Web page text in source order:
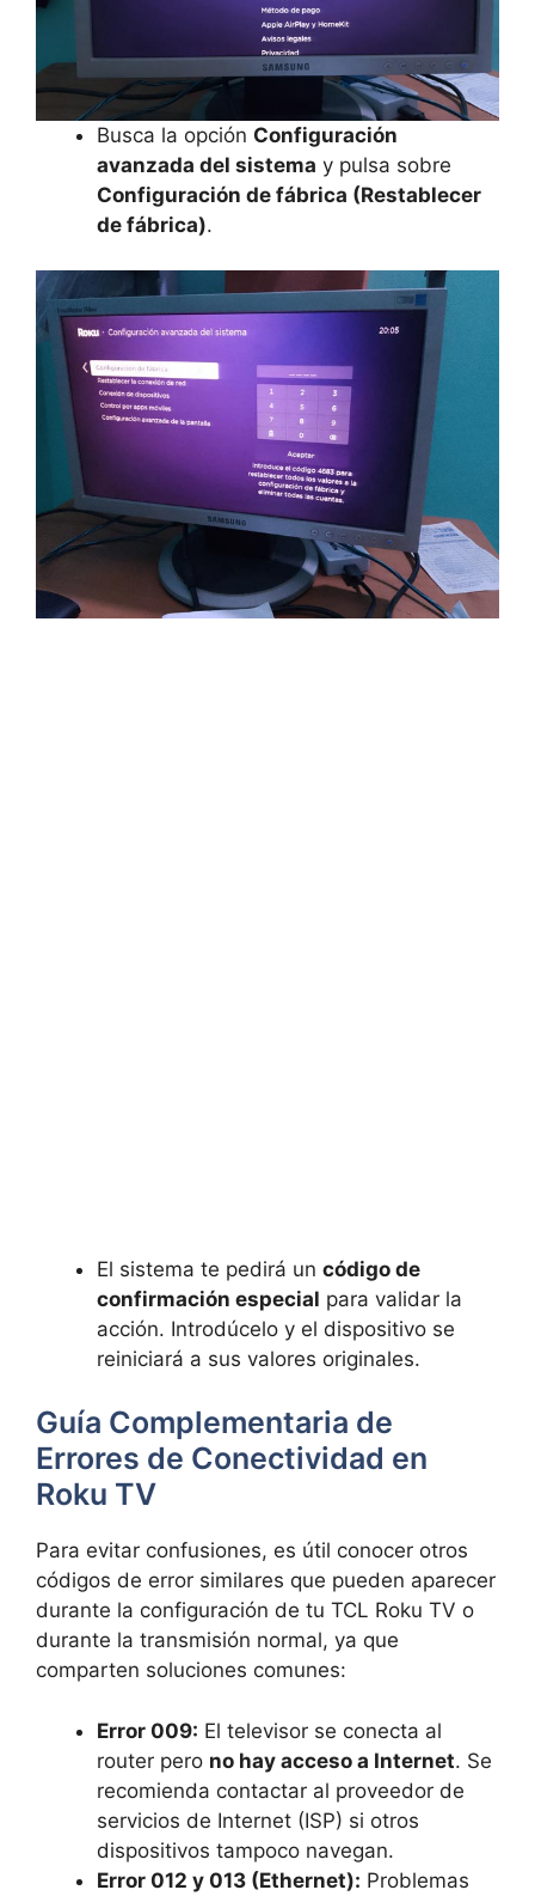
Busca la opción Configuración
avanzada del sistema y pulsa sobre
Configuración de fábrica (Restablecer
de fábrica).
El sistema te pedirá un código de
confirmación especial para validar la
acción. Introdúcelo y el dispositivo se
reiniciará a sus valores originales.
Guía Complementaria de
Errores de Conectividad en
Roku TV
Para evitar confusiones, es útil conocer otros
códigos de error similares que pueden aparecer
durante la configuración de tu TCL Roku TV o
durante la transmisión normal, ya que
comparten soluciones comunes:
Error 009: El televisor se conecta al
router pero no hay acceso a Internet. Se
recomienda contactar al proveedor de
servicios de Internet (ISP) si otros
dispositivos tampoco navegan.
Error 012 y 013 (Ethernet): Problemas